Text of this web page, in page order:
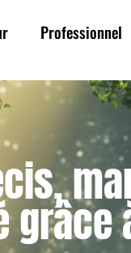
Professionnel
grâce